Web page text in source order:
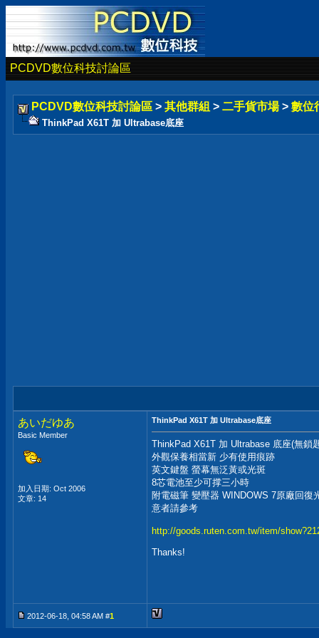
PCDVD數位科技討論區
PCDVD數位科技討論區 > 其他群組 > 二手貨市場 > 數位
ThinkPad X61T 加 Ultrabase底座
あいだゆあ
Basic Member
加入日期: Oct 2006
文章: 14
ThinkPad X61T 加 Ultrabase底座
ThinkPad X61T 加 Ultrabase 底座(無鎖
外觀保養相當新 少有使用痕跡
英文鍵盤 螢幕無泛黃或光斑
8芯電池至少可撑三小時
附電磁筆 變壓器 WINDOWS 7原廠回復
意者請參考
http://goods.ruten.com.tw/item/
Thanks!
2012-06-18, 04:58 AM #1